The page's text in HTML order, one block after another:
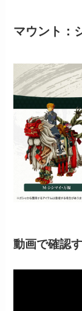
マウント：
動画で確認